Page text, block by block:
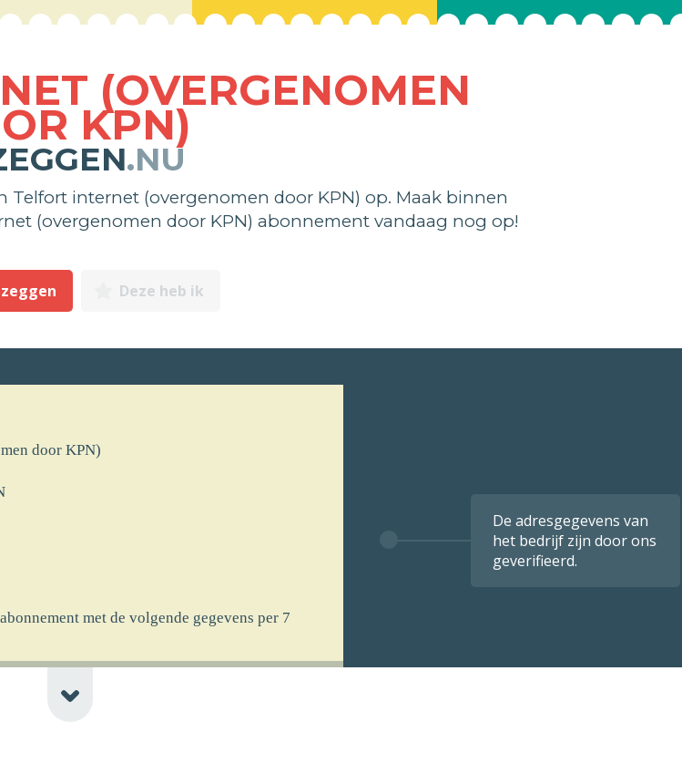
(OVERGENOMEN
KPN)
.NU
internet (overgenomen door KPN) op. Maak binnen
(overgenomen door KPN) abonnement vandaag nog op!
Deze heb ik
De adresgegevens van
het bedrijf zijn door ons
geverifieerd.
door KPN)
met de volgende gegevens per 7